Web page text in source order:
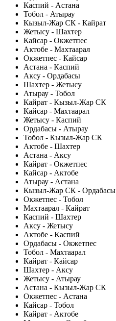
Каспий - Астана
Тобол - Атырау
Кызыл-Жар СК - Кайрат
Жетысу - Шахтер
Кайсар - Окжетпес
Актобе - Махтаарал
Окжетпес - Кайсар
Астана - Каспий
Аксу - Ордабасы
Шахтер - Жетысу
Атырау - Тобол
Кайрат - Кызыл-Жар СК
Кайсар - Махтаарал
Жетысу - Каспий
Ордабасы - Атырау
Тобол - Кызыл-Жар СК
Актобе - Шахтер
Астана - Аксу
Кайрат - Окжетпес
Кайсар - Актобе
Атырау - Астана
Кызыл-Жар СК - Ордабасы
Окжетпес - Тобол
Махтаарал - Кайрат
Каспий - Шахтер
Аксу - Жетысу
Актобе - Каспий
Ордабасы - Окжетпес
Тобол - Махтаарал
Кайрат - Кайсар
Шахтер - Аксу
Жетысу - Атырау
Астана - Кызыл-Жар СК
Окжетпес - Астана
Кайсар - Тобол
Кайрат - Актобе